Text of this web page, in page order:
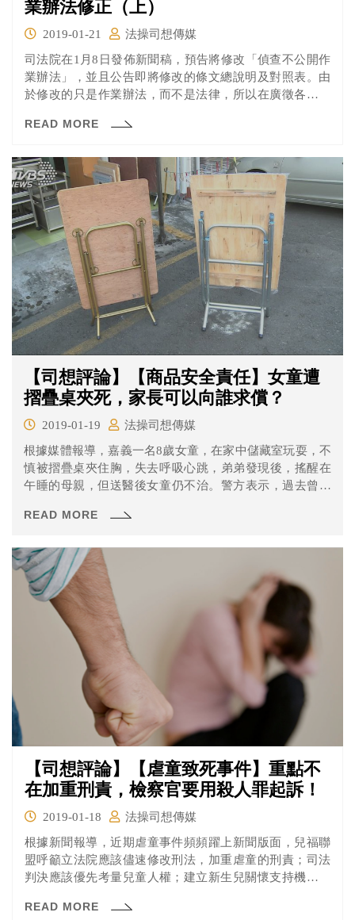
業辦法修正（上）
2019-01-21
法操司想傳媒
司法院在1月8日發佈新聞稿，預告將修改「偵查不公開作
業辦法」，並且公告即將修改的條文總說明及對照表。由
於修改的只是作業辦法，而不是法律，所以在廣徵各方意
READ MORE
【司想評論】【商品安全責任】女童遭
摺疊桌夾死，家長可以向誰求償？
2019-01-19
法操司想傳媒
根據媒體報導，嘉義一名8歲女童，在家中儲藏室玩耍，不
慎被摺疊桌夾住胸，失去呼吸心跳，弟弟發現後，搖醒在
午睡的母親，但送醫後女童仍不治。警方表示，過去曾發
READ MORE
【司想評論】【虐童致死事件】重點不
在加重刑責，檢察官要用殺人罪起訴！
2019-01-18
法操司想傳媒
根據新聞報導，近期虐童事件頻頻躍上新聞版面，兒福聯
盟呼籲立法院應該儘速修改刑法，加重虐童的刑責；司法
判決應該優先考量兒童人權；建立新生兒關懷支持機制。
會期待，立法院應該要修法調高。兒福聯盟也指出，司法
READ MORE